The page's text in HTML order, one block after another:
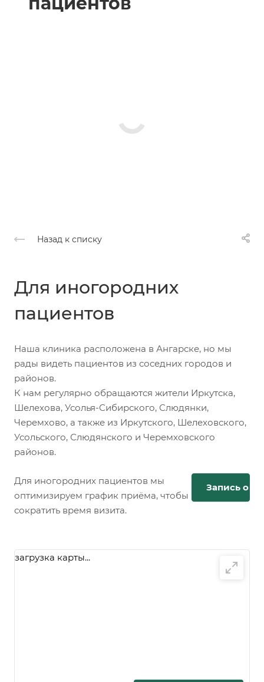
Назад к списку
Для иногородних
пациентов
Наша клиника расположена в Ангарске, но мы
рады видеть пациентов из соседних городов и
районов.
К нам регулярно обращаются жители Иркутска,
Шелехова, Усолья-Сибирского, Слюдянки,
Черемхово, а также из Иркутского, Шелеховского,
Усольского, Слюдянского и Черемховского
районов.
Для иногородних пациентов мы
оптимизируем график приёма, чтобы
сократить время визита.
Запись
загрузка карты...